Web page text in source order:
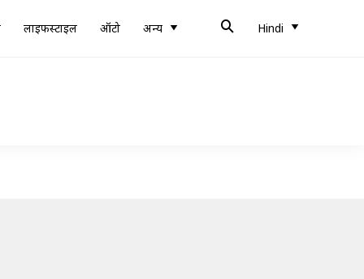
लाइफस्टाइल ऑटो अन्य Hindi